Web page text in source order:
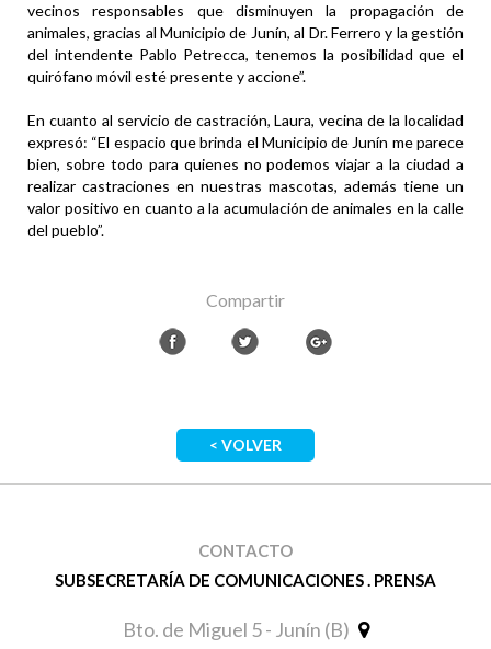
vecinos responsables que disminuyen la propagación de
animales, gracias al Municipio de Junín, al Dr. Ferrero y la gestión
del intendente Pablo Petrecca, tenemos la posibilidad que el
quirófano móvil esté presente y accione”.
En cuanto al servicio de castración, Laura, vecina de la localidad
expresó: “El espacio que brinda el Municipio de Junín me parece
bien, sobre todo para quienes no podemos viajar a la ciudad a
realizar castraciones en nuestras mascotas, además tiene un
valor positivo en cuanto a la acumulación de animales en la calle
del pueblo”.
Compartir
< VOLVER
CONTACTO
SUBSECRETARÍA DE COMUNICACIONES . PRENSA
Bto. de Miguel 5 - Junín (B)